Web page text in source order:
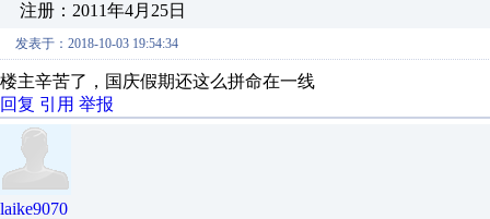
注册：2011年4月25日
发表于：2018-10-03 19:54:34
楼主辛苦了，国庆假期还这么拼命在一线
回复 引用 举报
laike9070